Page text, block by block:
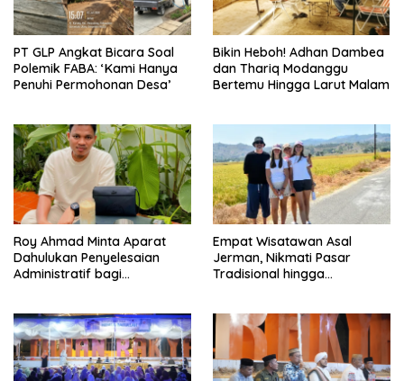
PT GLP Angkat Bicara Soal
Polemik FABA: ‘Kami Hanya
Penuhi Permohonan Desa’
Bikin Heboh! Adhan Dambea
dan Thariq Modanggu
Bertemu Hingga Larut Malam
Roy Ahmad Minta Aparat
Dahulukan Penyelesaian
Administratif bagi
Empat Wisatawan Asal
Jerman, Nikmati Pasar
Tradisional hingga